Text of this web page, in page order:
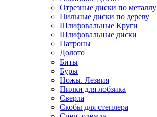
Отрезные диски по металлу
Пильные диски по дереву
Шлифовальные Круги
Шлифовальные диски
Патроны
Долото
Биты
Буры
Ножы. Лезвия
Пилки для лобзика
Сверла
Скобы для степлера